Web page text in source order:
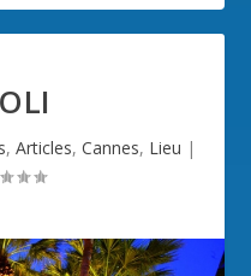
, Articles, Cannes, Lieu |